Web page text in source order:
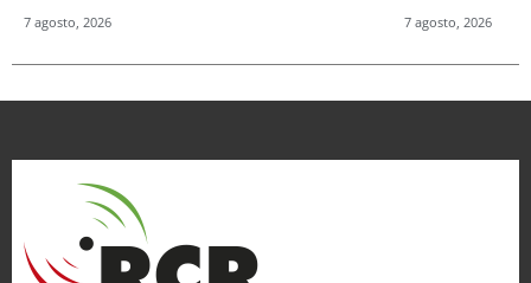
7 agosto, 2026 7 agosto, 2026